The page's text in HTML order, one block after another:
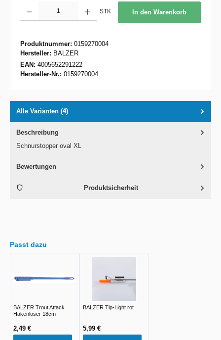
STK In den Warenkorb
Produktnummer: 0159270004
Hersteller: BALZER
EAN: 4005652291222
Hersteller-Nr.: 0159270004
Alle Varianten (4)
Beschreibung
Schnurstopper oval XL
Bewertungen
Produktsicherheit
Passt dazu
BALZER Trout Attack
Hakenlöser 18cm
2,49 €
BALZER Tip-Light rot
5,99 €